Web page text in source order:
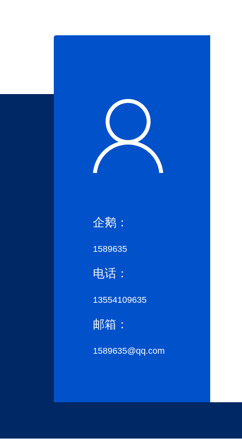
企鹅：
1589635
电话：
13554109635
邮箱：
1589635@qq.com